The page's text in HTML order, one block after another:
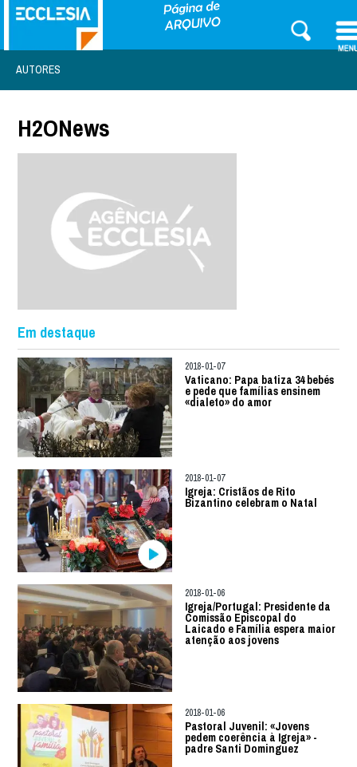
AUTORES
H2ONews
Em destaque
2018-01-07
Vaticano: Papa batiza 34 bebés
e pede que famílias ensinem
«dialeto» do amor
2018-01-07
Igreja: Cristãos de Rito
Bizantino celebram o Natal
2018-01-06
Igreja/Portugal: Presidente da
Comissão Episcopal do
Laicado e Família espera maior
atenção aos jovens
2018-01-06
Pastoral Juvenil: «Jovens
pedem coerência à Igreja» -
padre Santi Dominguez